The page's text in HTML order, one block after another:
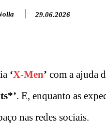
29.06.2026
‘X-Men’ com a ajuda
. E, enquanto as
nas redes sociais.